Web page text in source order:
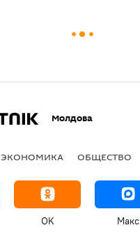
Молдова
ЭКОНОМИКА ОБЩЕСТВО
OK Макс